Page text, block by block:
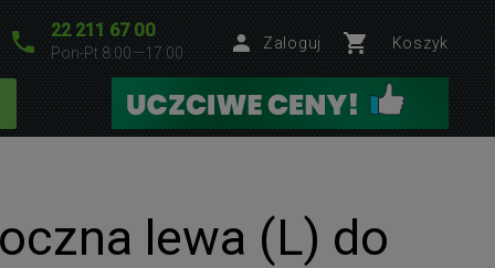
22 211 67 00
Pon-Pt 8:00—17:00
Zaloguj Koszyk
lewa (L) do